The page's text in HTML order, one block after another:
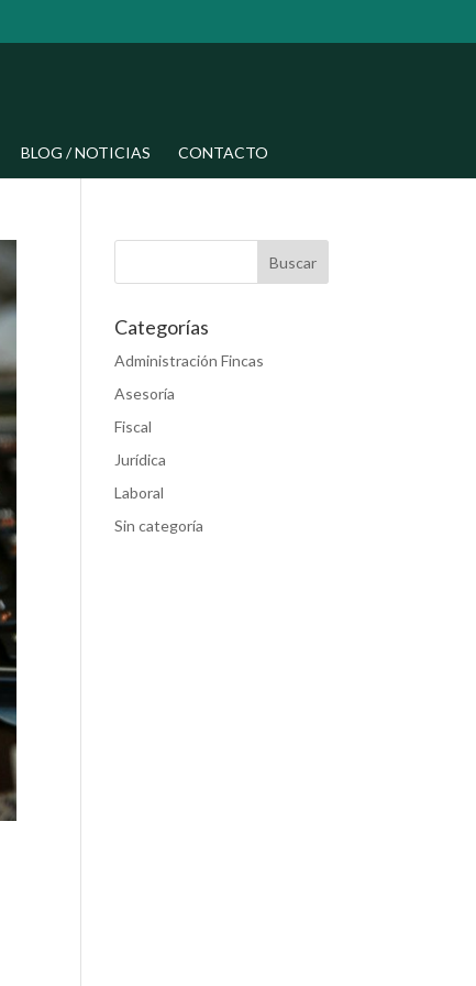
BLOG / NOTICIAS CONTACTO
Categorías
Administración Fincas
Asesoría
Fiscal
Jurídica
Laboral
Sin categoría